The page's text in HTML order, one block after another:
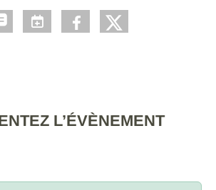
L’ÉVÈNEMENT